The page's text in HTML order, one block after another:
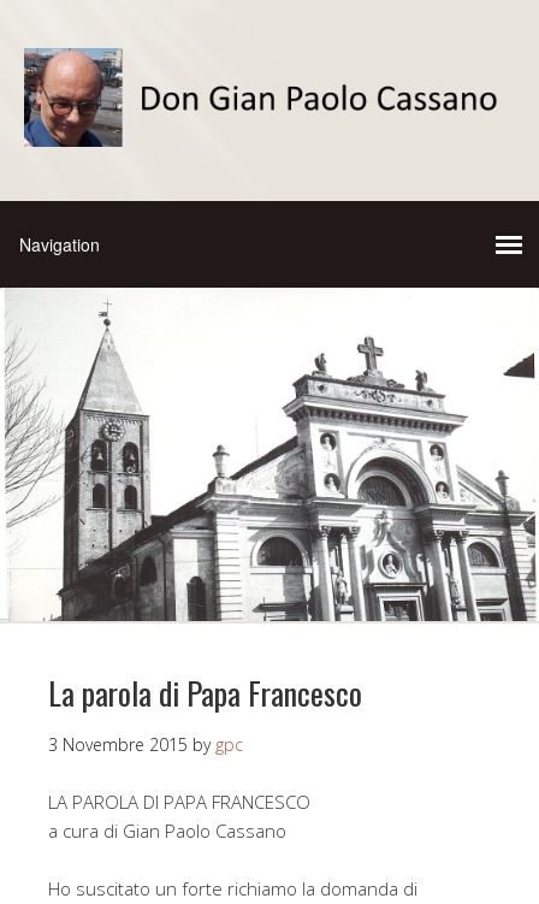
La parola di Papa Francesco
3 Novembre 2015 by gpc
LA PAROLA DI PAPA FRANCESCO
a cura di Gian Paolo Cassano
Ho suscitato un forte richiamo la domanda di